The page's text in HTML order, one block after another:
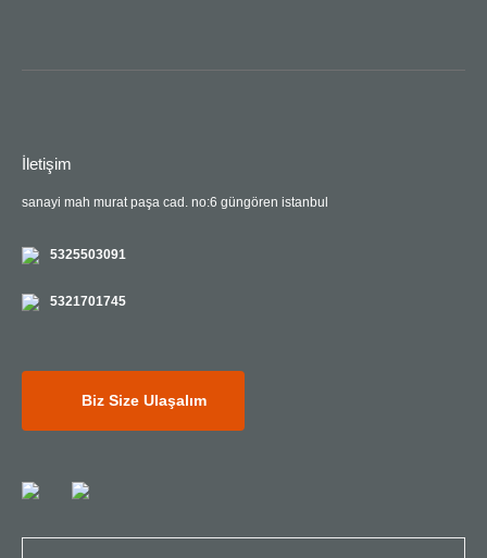
İletişim
sanayi mah murat paşa cad. no:6 güngören istanbul
5325503091
5321701745
Biz Size Ulaşalım